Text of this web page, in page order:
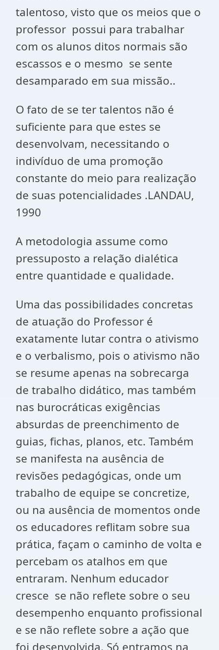
talentoso, visto que os meios que o
professor possui para trabalhar
com os alunos ditos normais são
escassos e o mesmo se sente
desamparado em sua missão..
O fato de se ter talentos não é
suficiente para que estes se
desenvolvam, necessitando o
indivíduo de uma promoção
constante do meio para realização
de suas potencialidades .LANDAU,
1990
A metodologia assume como
pressuposto a relação dialética
entre quantidade e qualidade.
Uma das possibilidades concretas
de atuação do Professor é
exatamente lutar contra o ativismo
e o verbalismo, pois o ativismo não
se resume apenas na sobrecarga
de trabalho didático, mas também
nas burocráticas exigências
absurdas de preenchimento de
guias, fichas, planos, etc. Também
se manifesta na ausência de
revisões pedagógicas, onde um
trabalho de equipe se concretize,
ou na ausência de momentos onde
os educadores reflitam sobre sua
prática, façam o caminho de volta e
percebam os atalhos em que
entraram. Nenhum educador
cresce se não reflete sobre o seu
desempenho enquanto profissional
e se não reflete sobre a ação que
foi desenvolvida. Só entramos na